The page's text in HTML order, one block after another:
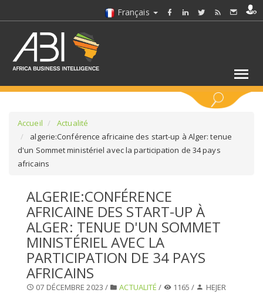
Français
SÉLECTIONNEZ UN/DES SECTEURS
SÉLECTIONNEZ UN DOSSIER
SELECTIONNEZ UNE SECTION
SÉLECTIONNEZ UNE CATÉGORIE
SÉLECTIONNEZ UN/DES PAYS
Accueil
Actualité
algerie:Conférence africaine des start-up à Alger: tenue
d'un Sommet ministériel avec la participation de 34 pays
africains
ALGERIE:CONFÉRENCE
AFRICAINE DES START-UP À
ALGER: TENUE D'UN SOMMET
MINISTÉRIEL AVEC LA
PARTICIPATION DE 34 PAYS
AFRICAINS
07 DÉCEMBRE 2023 / ACTUALITÉ / 1165 / HEJER